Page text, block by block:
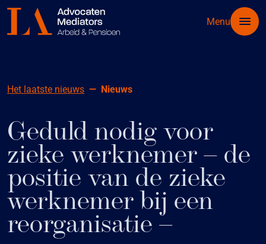
Menu
Het laatste nieuws Nieuws
Geduld nodig voor
zieke werknemer – de
positie van de zieke
werknemer bij een
reorganisatie –